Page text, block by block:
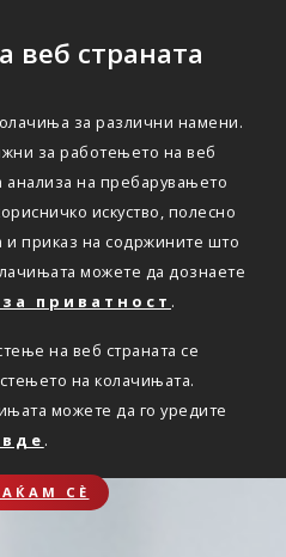
веб страната
за различни намени.
за работењето на веб
анализа на пребарувањето
искуство, полесно
и приказ на содржините што
можете да дознаете
приватност .
на веб страната се
на колачињата.
можете да го уредите
.
СЀ